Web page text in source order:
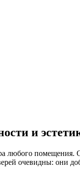
и
любого
очевидны: они